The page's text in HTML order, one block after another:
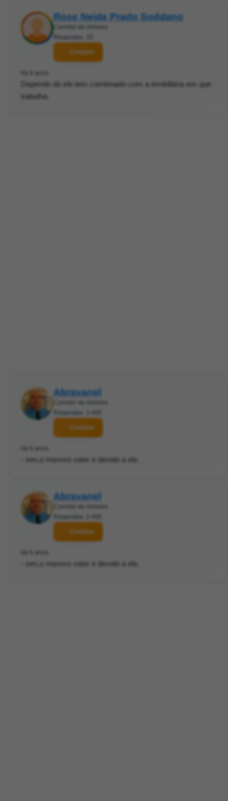
Rose Neide Prado Soddano
Corretor de imóveis
Respostas: 20
Contatar
há 6 anos
Depende do ele tem combinado com a imobiliária em que
trabalha.
Abravanel
Corretor de imóveis
Respostas: 2.400
Contatar
há 6 anos
- sim,o mesmo valor é devido a ele.
Abravanel
Corretor de imóveis
Respostas: 2.400
Contatar
há 6 anos
- sim,o mesmo valor é devido a ele.